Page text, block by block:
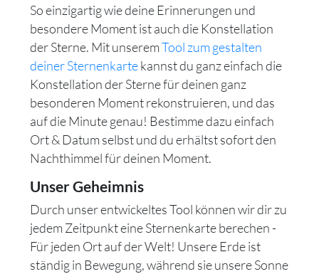
So einzigartig wie deine Erinnerungen und
besondere Moment ist auch die Konstellation
der Sterne. Mit unseremTool zum gestalten
deiner Sternenkartekannst du ganz einfach die
Konstellation der Sterne für deinen ganz
besonderen Moment rekonstruieren, und das
auf die Minute genau! Bestimme dazu einfach
Ort & Datum selbst und du erhältst sofort den
Nachthimmel für deinen Moment.
Unser Geheimnis
Durch unser entwickeltes Tool können wir dir zu
jedem Zeitpunkt eine Sternenkarte berechen -
Für jeden Ort auf der Welt! Unsere Erde ist
ständig in Bewegung, während sie unsere Sonne